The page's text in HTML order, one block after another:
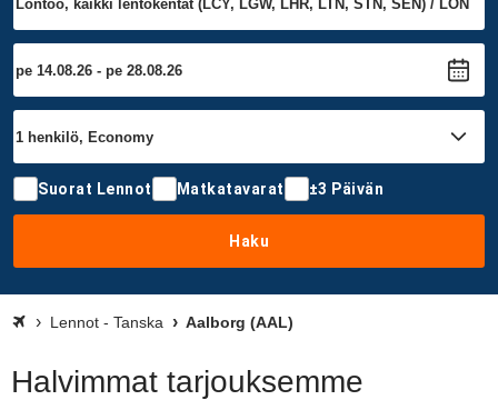
Suorat Lennot Matkatavarat ±3 Päivän
Haku
Lennot - Tanska Aalborg (AAL)
Halvimmat tarjouksemme